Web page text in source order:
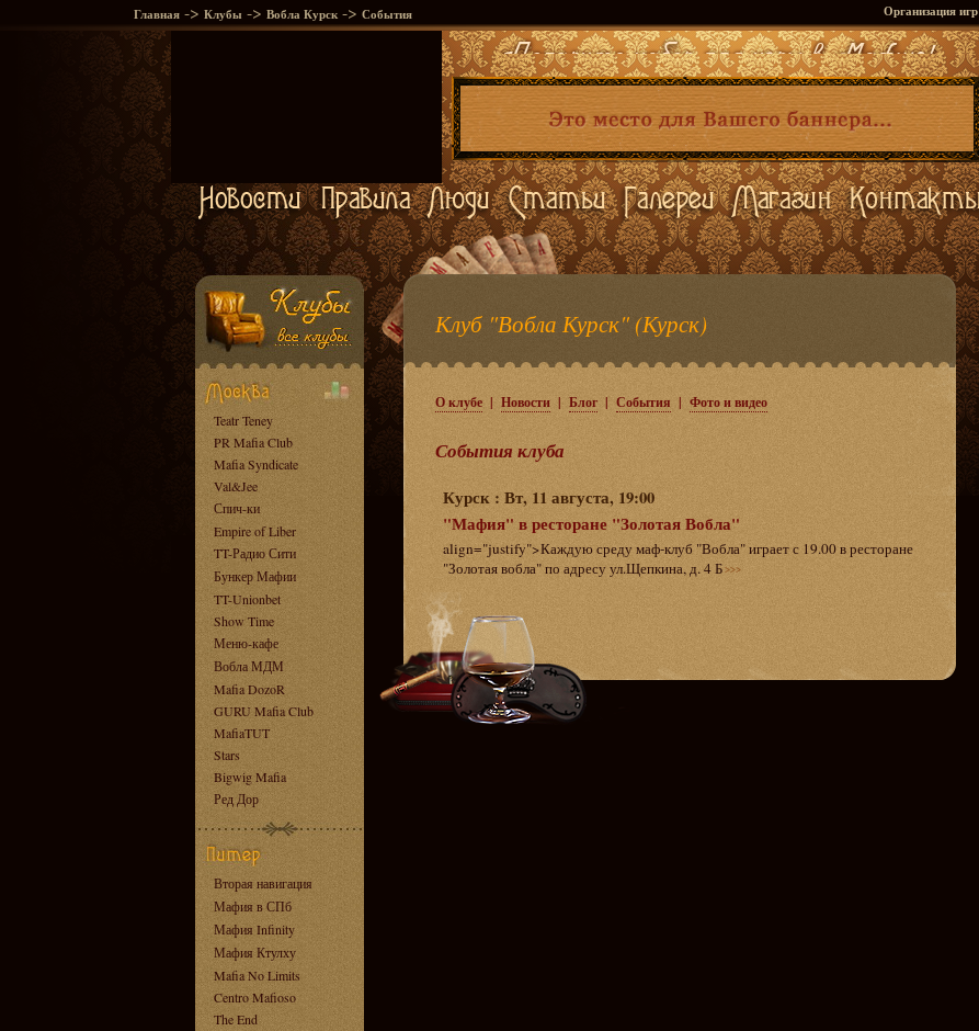
Главная -> Клубы -> Вобла Курск -> События Организация игр
Teatr Teney
PR Mafia Club
Mafia Syndicate
Val&Jee
Спич-ки
Empire of Liber
TT-Радио Сити
Бункер Мафии
TT-Unionbet
Show Time
Меню-кафе
Вобла МДМ
Mafia DozoR
GURU Mafia Club
MafiaTUT
Stars
Bigwig Mafia
Ред Дор
Вторая навигация
Мафия в СПб
Мафия Infinity
Мафия Ктулху
Mafia No Limits
Centro Mafioso
The End
Клуб "Вобла Курск" (Курск)
О клубе |Новости | Блог | События | Фото и видео
События клуба
Курск : Вт, 11 августа, 19:00
"Мафия" в ресторане "Золотая Вобла"
align="justify">Каждую среду маф-клуб "Вобла" играет с 19.00 в ресторане
"Золотая вобла" по адресу ул.Щепкина, д. 4 Б >>>